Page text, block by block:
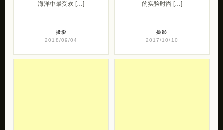
海洋中最受欢 […]
摄影
2018/09/04
的实验时尚 […]
摄影
2017/10/10